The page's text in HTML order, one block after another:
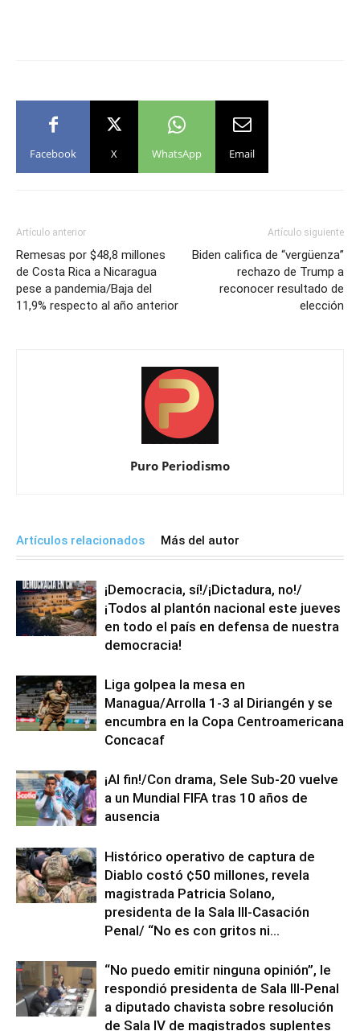
Facebook X WhatsApp Email
Artículo anterior
Remesas por $48,8 millones
de Costa Rica a Nicaragua
pese a pandemia/Baja del
11,9% respecto al año anterior
Artículo siguiente
Biden califica de “vergüenza”
rechazo de Trump a
reconocer resultado de
elección
Puro Periodismo
Artículos relacionados Más del autor
¡Democracia, sí!/¡Dictadura, no!/
¡Todos al plantón nacional este jueves
en todo el país en defensa de nuestra
democracia!
Liga golpea la mesa en
Managua/Arrolla 1-3 al Diriangén y se
encumbra en la Copa Centroamericana
Concacaf
¡Al fin!/Con drama, Sele Sub-20 vuelve
a un Mundial FIFA tras 10 años de
ausencia
Histórico operativo de captura de
Diablo costó ¢50 millones, revela
magistrada Patricia Solano,
presidenta de la Sala III-Casación
Penal/ “No es con gritos ni...
“No puedo emitir ninguna opinión”, le
respondió presidenta de Sala III-Penal
a diputado chavista sobre resolución
de Sala IV de magistrados suplentes